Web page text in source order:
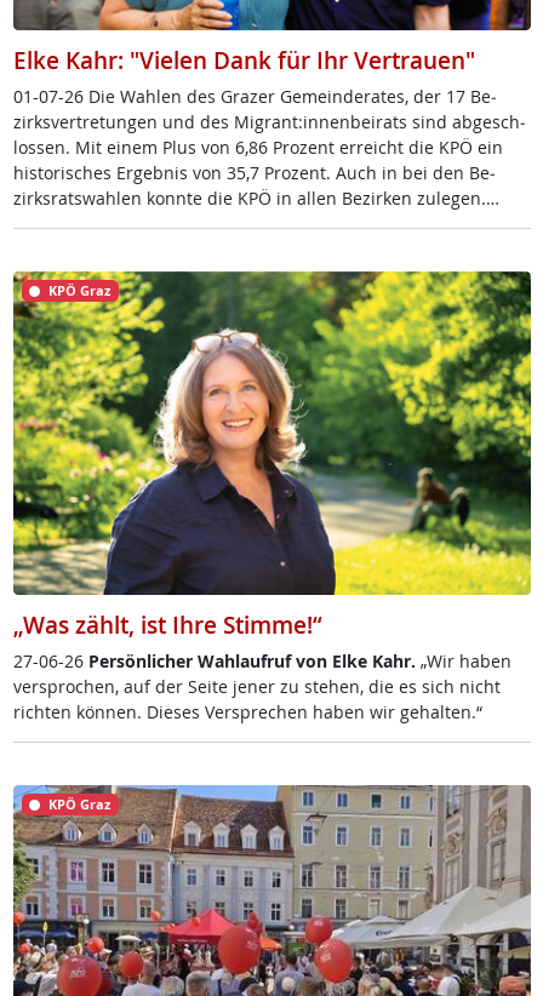
Elke Kahr: "Vielen Dank für Ihr Vertrauen"
01-07-26 Die Wah­len des Gra­zer Ge­mein­de­ra­tes, der 17 Be­
zirks­ver­t­re­tun­gen und des Mi­grant:in­nen­bei­rats sind ab­ge­sch­
los­sen. Mit ei­nem Plus von 6,86 Pro­zent er­reicht die KPÖ ein
his­to­ri­sches Er­geb­nis von 35,7 Pro­zent. Auch in bei den Be­
zirks­rats­wah­len konn­te die KPÖ in al­len Be­zir­ken zu­le­gen.…
KPÖ Graz
„Was zählt, ist Ihre Stimme!“
27-06-26 Per­sön­li­cher Wahl­auf­ruf von El­ke Kahr. „Wir ha­ben
ver­spro­chen, auf der Sei­te je­ner zu ste­hen, die es sich nicht
rich­ten kön­nen. Die­ses Ver­sp­re­chen ha­ben wir ge­hal­ten.“
KPÖ Graz